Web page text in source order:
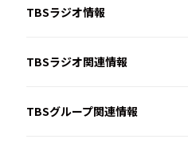
TBSラジオ情報
TBSラジオ関連情報
TBSグループ関連情報